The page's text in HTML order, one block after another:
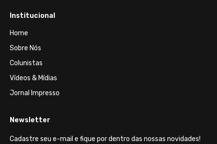
Institucional
Home
Sobre Nós
Colunistas
Vídeos & Mídias
Jornal Impresso
Newsletter
Cadastre seu e-mail e fique por dentro das nossas novidades!